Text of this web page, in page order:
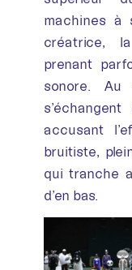
machines à
créatrice,
prenant
sonore.
accusant
bruitiste,
qui tranche
d’en bas.